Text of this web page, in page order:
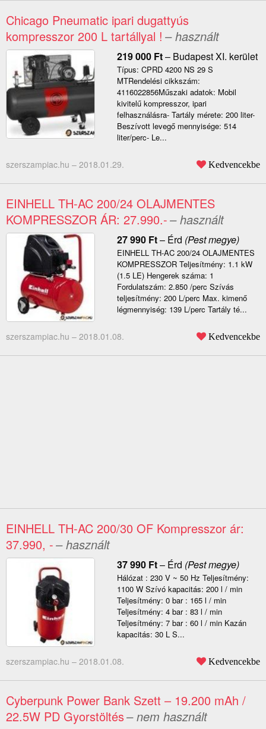
Chicago Pneumatic ipari dugattyús
kompresszor 200 L tartállyal ! – használt
219 000 Ft– Budapest XI. kerület
Típus: CPRD 4200 NS 29 S
MTRendelési cikkszám:
4116022856Műszaki adatok: Mobil
kivitelű kompresszor, ipari
felhasználásra- Tartály mérete: 200 liter-
Beszívott levegő mennyisége: 514
liter/perc- Le...
szerszampiac.hu – 2018.01.29. Kedvencekbe
EINHELL TH-AC 200/24 OLAJMENTES
KOMPRESSZOR ÁR: 27.990.-– használt
27 990 Ft– Érd (Pest megye)
EINHELL TH-AC 200/24 OLAJMENTES
KOMPRESSZOR Teljesítmény: 1.1 kW
(1.5 LE) Hengerek száma: 1
Fordulatszám: 2.850 /perc Szívás
teljesítmény: 200 L/perc Max. kimenő
légmennyiség: 139 L/perc Tartály té...
szerszampiac.hu – 2018.01.08. Kedvencekbe
EINHELL TH-AC 200/30 OF Kompresszor ár:
37.990, -– használt
37 990 Ft– Érd (Pest megye)
Hálózat : 230 V ~ 50 Hz Teljesítmény:
1100 W Szívó kapacitás: 200 l / min
Teljesítmény: 0 bar : 165 l / min
Teljesítmény: 4 bar : 83 l / min
Teljesítmény: 7 bar : 60 l / min Kazán
kapacitás: 30 L S...
szerszampiac.hu – 2018.01.08. Kedvencekbe
Cyberpunk Power Bank Szett – 19.200 mAh /
22.5W PD Gyorstöltés– nem használt